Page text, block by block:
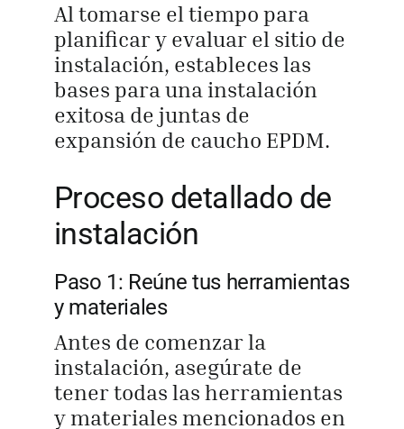
Al tomarse el tiempo para
planificar y evaluar el sitio de
instalación, estableces las
bases para una instalación
exitosa de juntas de
expansión de caucho EPDM.
Proceso detallado de
instalación
Paso 1: Reúne tus herramientas
y materiales
Antes de comenzar la
instalación, asegúrate de
tener todas las herramientas
y materiales mencionados en